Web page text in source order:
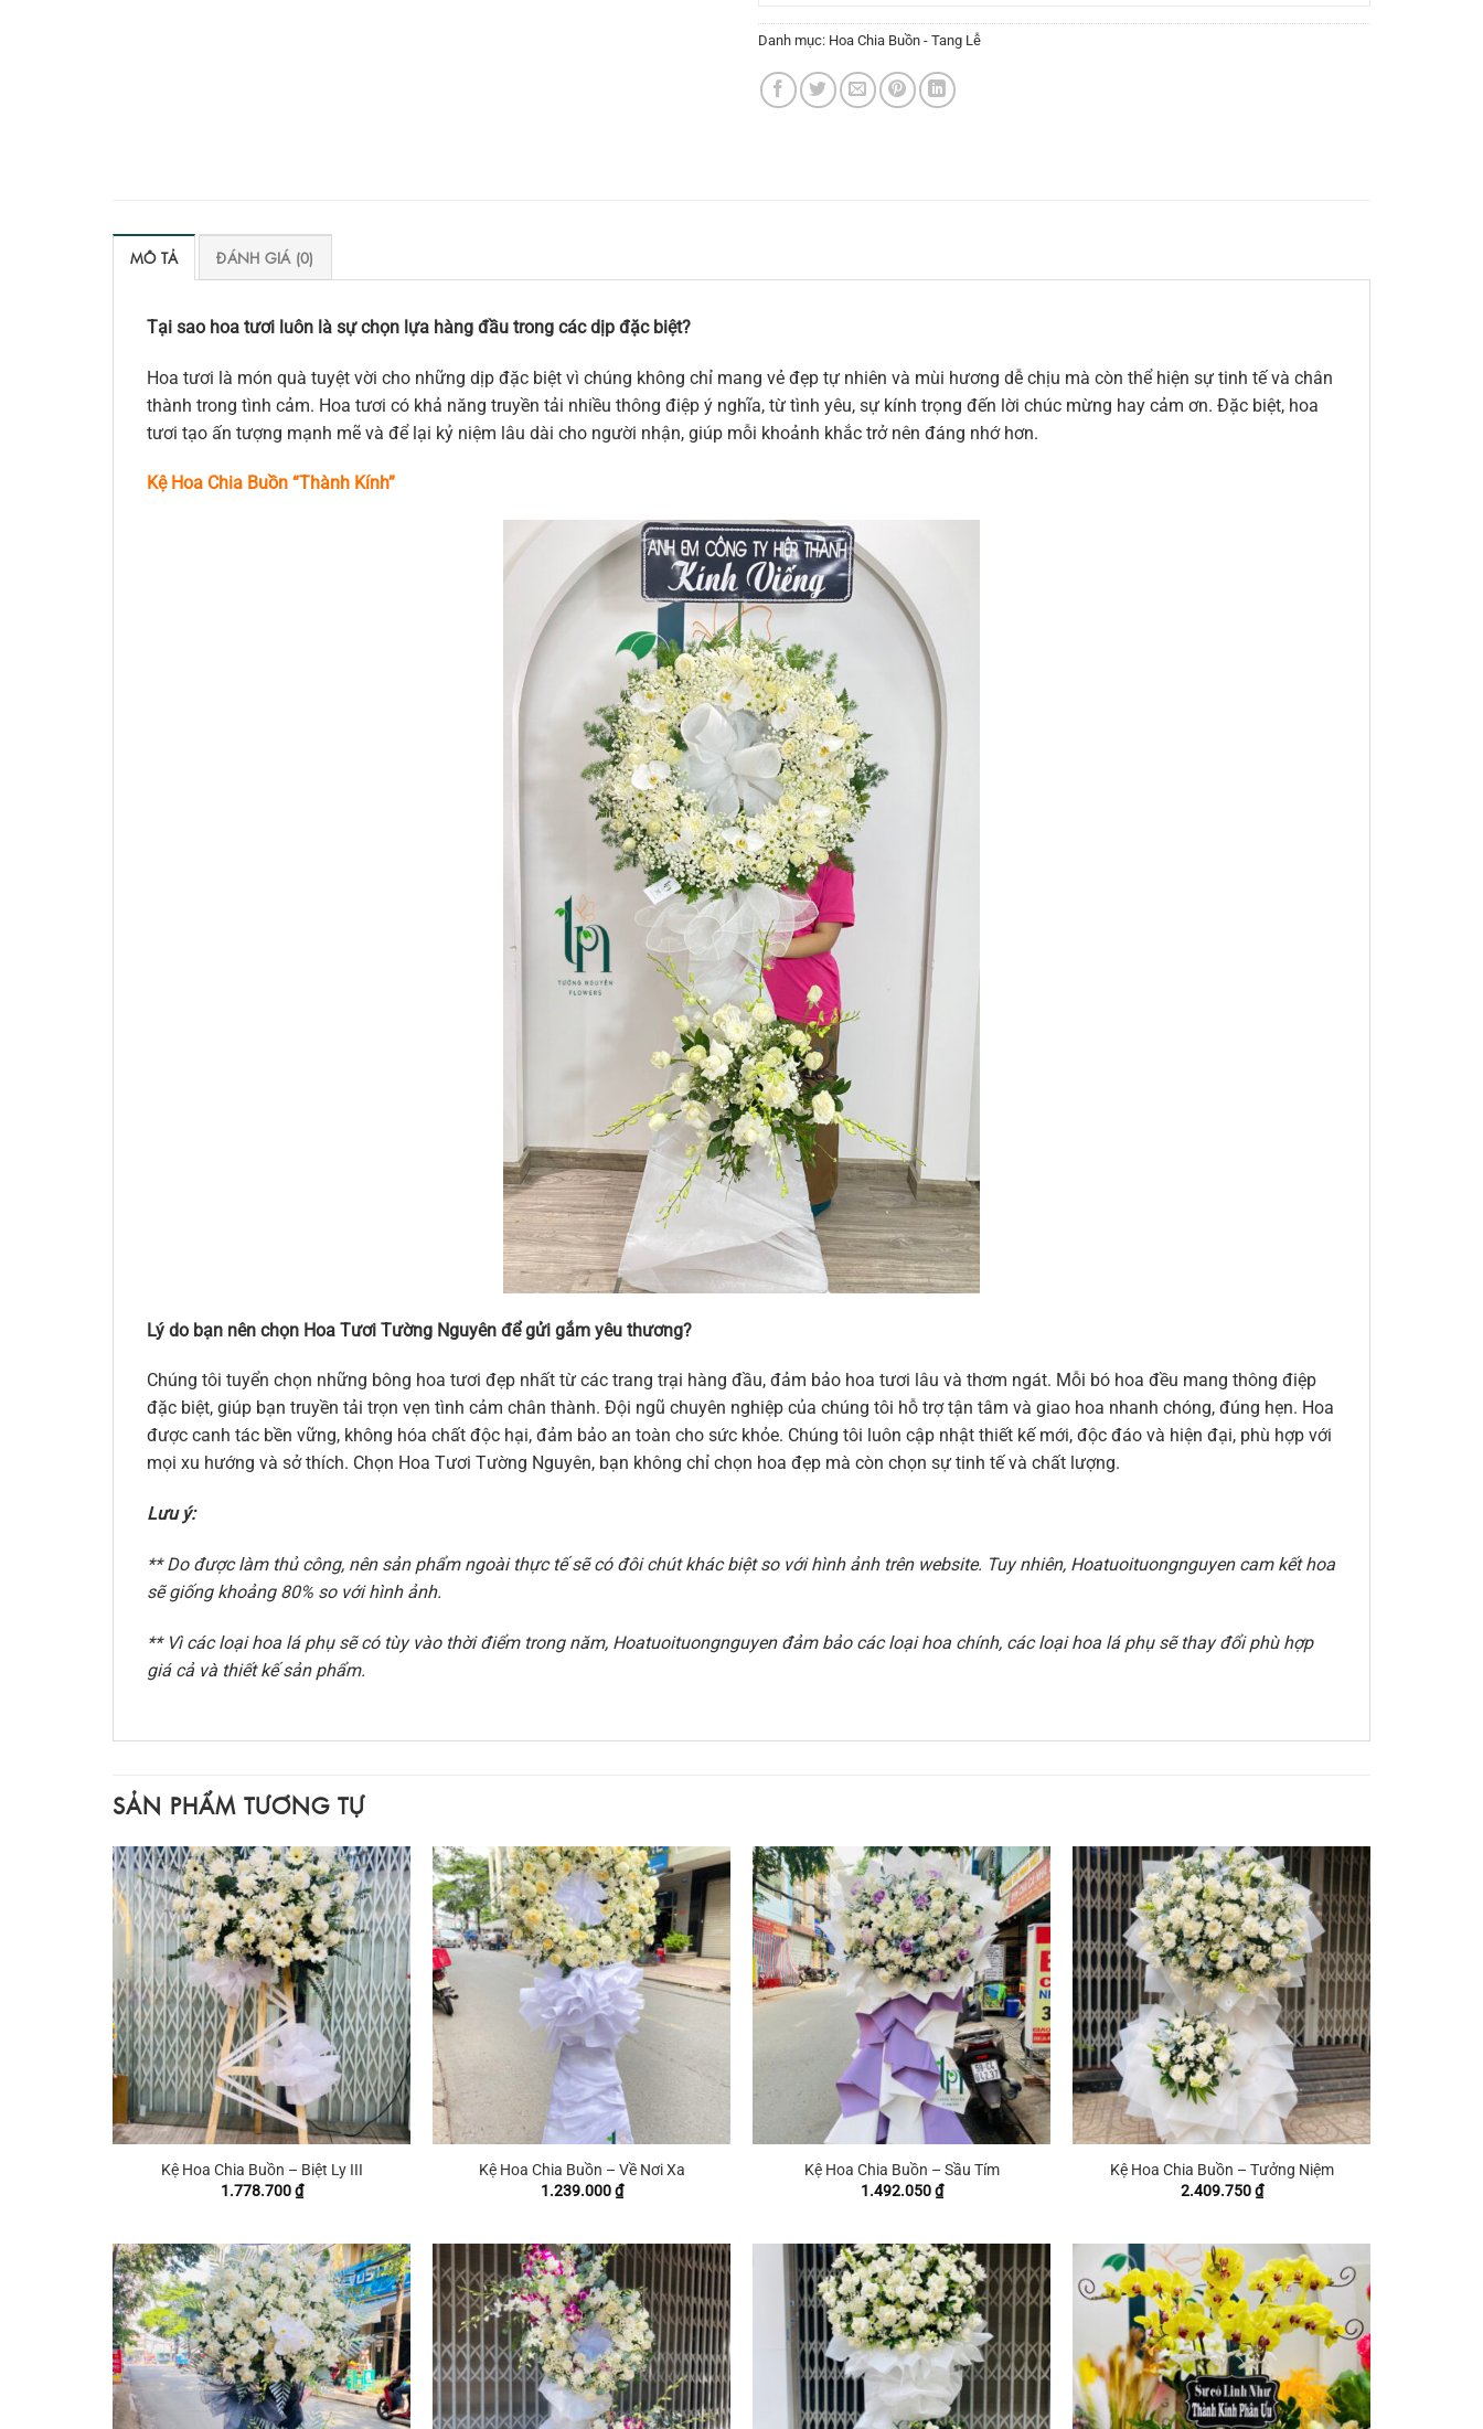
Danh mục: Hoa Chia Buồn - Tang Lễ
MÔ TẢ ĐÁNH GIÁ (0)
Tại sao hoa tươi luôn là sự chọn lựa hàng đầu trong các dịp đặc biệt?
Hoa tươi là món quà tuyệt vời cho những dịp đặc biệt vì chúng không chỉ mang vẻ đẹp tự nhiên và mùi hương dễ chịu mà còn thể hiện sự tinh tế và chân
thành trong tình cảm. Hoa tươi có khả năng truyền tải nhiều thông điệp ý nghĩa, từ tình yêu, sự kính trọng đến lời chúc mừng hay cảm ơn. Đặc biệt, hoa
tươi tạo ấn tượng mạnh mẽ và để lại kỷ niệm lâu dài cho người nhận, giúp mỗi khoảnh khắc trở nên đáng nhớ hơn.
Kệ Hoa Chia Buồn “Thành Kính”
Lý do bạn nên chọn Hoa Tươi Tường Nguyên để gửi gắm yêu thương?
Chúng tôi tuyển chọn những bông hoa tươi đẹp nhất từ các trang trại hàng đầu, đảm bảo hoa tươi lâu và thơm ngát. Mỗi bó hoa đều mang thông điệp
đặc biệt, giúp bạn truyền tải trọn vẹn tình cảm chân thành. Đội ngũ chuyên nghiệp của chúng tôi hỗ trợ tận tâm và giao hoa nhanh chóng, đúng hẹn. Hoa
được canh tác bền vững, không hóa chất độc hại, đảm bảo an toàn cho sức khỏe. Chúng tôi luôn cập nhật thiết kế mới, độc đáo và hiện đại, phù hợp với
mọi xu hướng và sở thích. Chọn Hoa Tươi Tường Nguyên, bạn không chỉ chọn hoa đẹp mà còn chọn sự tinh tế và chất lượng.
Lưu ý:
** Do được làm thủ công, nên sản phẩm ngoài thực tế sẽ có đôi chút khác biệt so với hình ảnh trên website. Tuy nhiên, Hoatuoituongnguyen cam kết hoa
sẽ giống khoảng 80% so với hình ảnh.
** Vì các loại hoa lá phụ sẽ có tùy vào thời điểm trong năm, Hoatuoituongnguyen đảm bảo các loại hoa chính, các loại hoa lá phụ sẽ thay đổi phù hợp
giá cả và thiết kế sản phẩm.
SẢN PHẨM TƯƠNG TỰ
+
Kệ Hoa Chia Buồn – Biệt Ly III
1.778.700₫
+
Kệ Hoa Chia Buồn – Về Nơi Xa
1.239.000₫
Kệ Hoa Chia Buồn – Sầu Tím
1.492.050₫
+
Kệ Hoa Chia Buồn – Tưởng Niệm
2.409.750₫